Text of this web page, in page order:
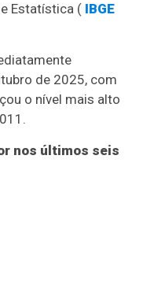
Estatística ( IBGE
de 2025, com
o nível mais alto
nos últimos seis